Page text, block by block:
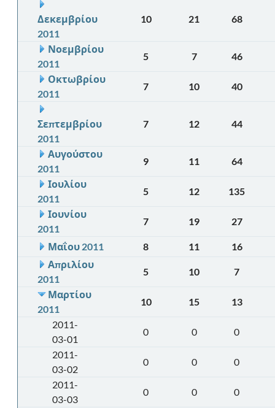
Δεκεμβρίου
2011
10 21 68
Νοεμβρίου
2011
5 7
46
Οκτωβρίου
2011
7 10 40
Σεπτεμβρίου
2011
7 12 44
Αυγούστου
2011
9 11
64
Ιουλίου
2011
5 12
135
Ιουνίου
2011
7 19 27
Μαΐου 2011 8 11
16
Απριλίου
2011
5 10
7
Μαρτίου
2011
10 15
13
2011-
03-01
0 0
0
2011-
03-02
0 0
0
2011-
03-03
0 0
0